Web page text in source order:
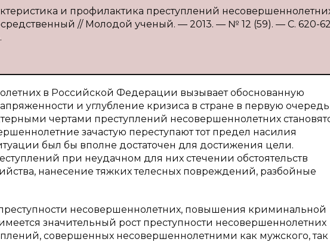
и профилактика преступлений
// Молодой ученый. — 2013. — № 12 (59). — С. 620-
в Российской Федерации вызывает обоснованную
и углубление кризиса в стране в первую очередь
чертами преступлений несовершеннолетних
зачастую переступают тот предел насилия
был бы вполне достаточен для достижения цели.
при неудачном для них стечении обстоятельств
нанесение тяжких телесных повреждений, разбойные
несовершеннолетних, повышения криминальной
значительный рост преступности несовершеннолетних
совершенных несовершеннолетними как мужского, так